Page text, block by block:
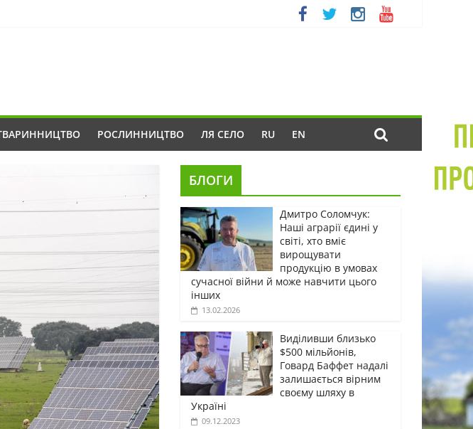
РОСЛИННИЦТВО ЛЯ СЕЛО RU EN
БЛОГИ
Дмитро Соломчук:
Наші аграрії єдині у
світі, хто вміє
вирощувати
продукцію в умовах
сучасної війни й може навчити цього
інших
13.02.2026
Виділивши близько
$500 мільйонів,
Говард Баффет надалі
залишається вірним
своєму шляху в
Україні
09.12.2023